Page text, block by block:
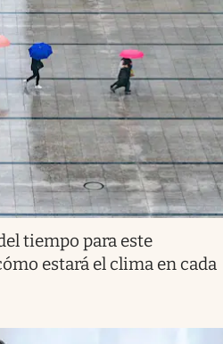
tiempo para este
estará el clima en cada